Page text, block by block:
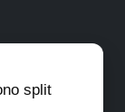
split